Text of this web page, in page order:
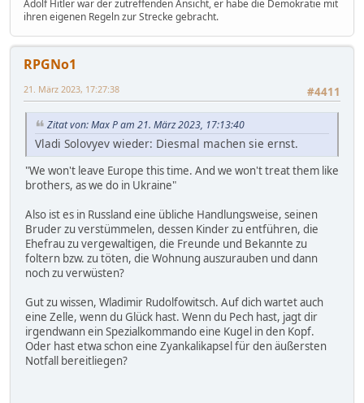
Adolf Hitler war der zutreffenden Ansicht, er habe die Demokratie mit
ihren eigenen Regeln zur Strecke gebracht.
RPGNo1
#4411
21. März 2023, 17:27:38
Zitat von: Max P am 21. März 2023, 17:13:40
Vladi Solovyev wieder: Diesmal machen sie ernst.
"We won't leave Europe this time. And we won't treat them like
brothers, as we do in Ukraine"
Also ist es in Russland eine übliche Handlungsweise, seinen
Bruder zu verstümmelen, dessen Kinder zu entführen, die
Ehefrau zu vergewaltigen, die Freunde und Bekannte zu
foltern bzw. zu töten, die Wohnung auszurauben und dann
noch zu verwüsten?
Gut zu wissen, Wladimir Rudolfowitsch. Auf dich wartet auch
eine Zelle, wenn du Glück hast. Wenn du Pech hast, jagt dir
irgendwann ein Spezialkommando eine Kugel in den Kopf.
Oder hast etwa schon eine Zyankalikapsel für den äußersten
Notfall bereitliegen?